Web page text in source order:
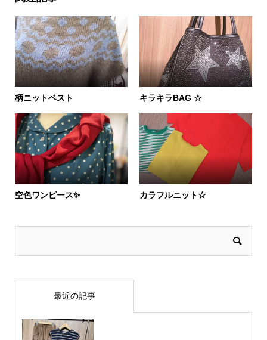
柄ニットベスト キラキラBAG ☆
空色ワンピース✨ カラフルニット☆
最近の記事